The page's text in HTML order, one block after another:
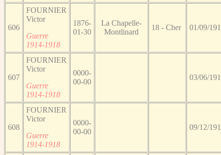
606
FOURNIER
Victor
Guerre
1914-1918
1876-
01-30
La Chapelle-
Montlinard
18 - Cher 01/09/
607
FOURNIER
Victor
Guerre
1914-1918
0000-
00-00
03/06/
608
FOURNIER
Victor
Guerre
1914-1918
0000-
00-00
09/12/